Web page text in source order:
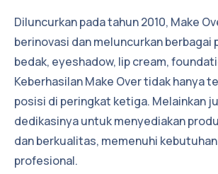
Diluncurkan pada tahun 2010, Make
berinovasi dan meluncurkan berbagai
bedak, eyeshadow, lip cream,
Keberhasilan Make Over tidak hanya
posisi di peringkat ketiga. Melainkan
dedikasinya untuk menyediakan
dan berkualitas, memenuhi
profesional.